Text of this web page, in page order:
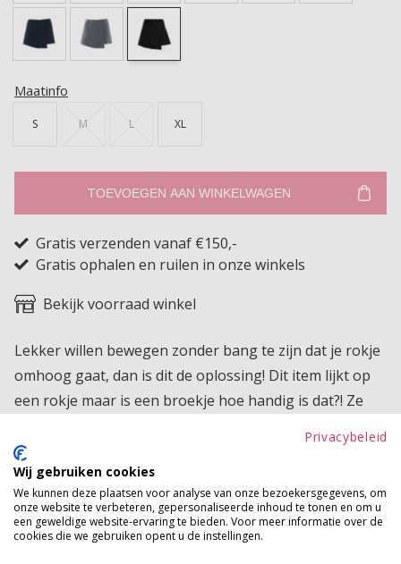
Maatinfo
S M L XL
TOEVOEGEN AAN WINKELWAGEN
Gratis verzenden vanaf €150,-
Gratis ophalen en ruilen in onze winkels
Bekijk voorraad winkel
Lekker willen bewegen zonder bang te zijn dat je rokje
omhoog gaat, dan is dit de oplossing! Dit item lijkt op
een rokje maar is een broekje hoe handig is dat?! Ze
zijkant zit een rits zodat je de skort makkelijk aan kunt
trekken.
Product kenmerken
Privacybeleid
Wij gebruiken cookies
We kunnen deze plaatsen voor analyse van onze bezoekersgegevens, om
onze website te verbeteren, gepersonaliseerde inhoud te tonen en om u
een geweldige website-ervaring te bieden. Voor meer informatie over de
cookies die we gebruiken opent u de instellingen.